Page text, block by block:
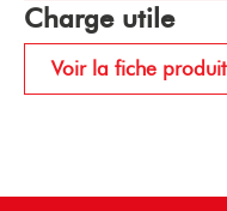
Charge utile
Voir la fiche produit